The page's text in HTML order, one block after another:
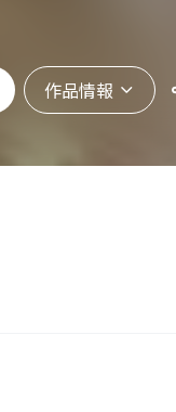
作品情報